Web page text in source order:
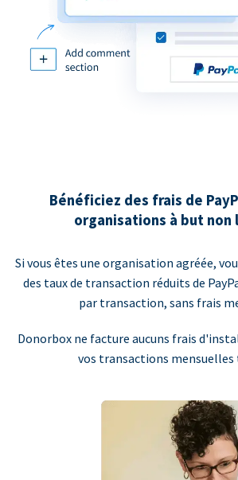
Bénéficiez des frais de
organisations à but non
Si vous êtes une organisation agréée,
des taux de transaction réduits de
par transaction, sans frais
Donorbox ne facture aucuns frais
vos transactions